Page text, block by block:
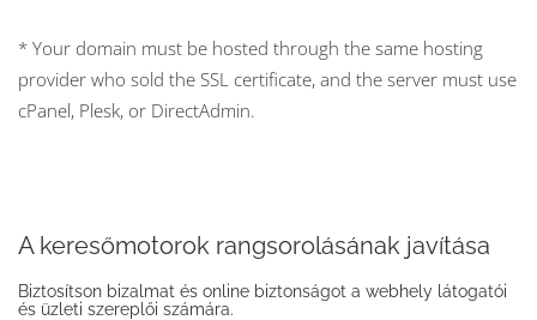
* Your domain must be hosted through the same hosting
provider who sold the SSL certificate, and the server must use
cPanel, Plesk, or DirectAdmin.
A keresőmotorok rangsorolásának javítása
Biztosítson bizalmat és online biztonságot a webhely látogatói
és üzleti szereplői számára.